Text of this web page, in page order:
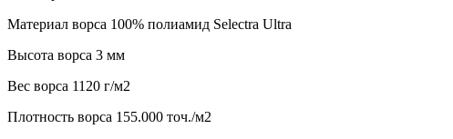
Материал ворса 100% полиамид Selectra Ultra
Высота ворса 3 мм
Веc ворса 1120 г/м2
Плотность ворса 155.000 точ./м2